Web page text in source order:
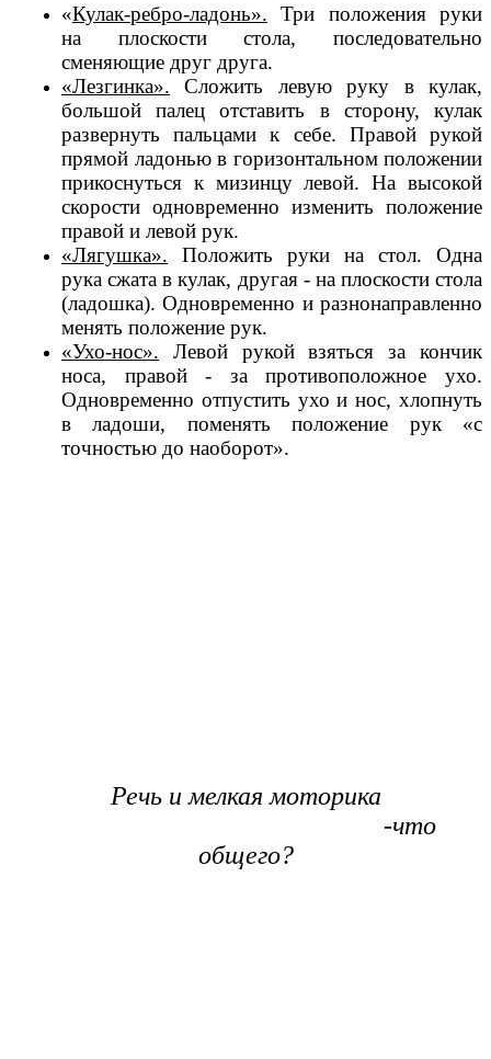
«Кулак-ребро-ладонь». Три положения руки
на плоскости стола, последовательно
сменяющие друг друга.
«Лезгинка». Сложить левую руку в кулак,
большой палец отставить в сторону, кулак
развернуть пальцами к себе. Правой рукой
прямой ладонью в горизонтальном положении
прикоснуться к мизинцу левой. На высокой
скорости одновременно изменить положение
правой и левой рук.
«Лягушка». Положить руки на стол. Одна
рука сжата в кулак, другая - на плоскости стола
(ладошка). Одновременно и разнонаправленно
менять положение рук.
«Ухо-нос». Левой рукой взяться за кончик
носа, правой - за противоположное ухо.
Одновременно отпустить ухо и нос, хлопнуть
в ладоши, поменять положение рук «с
точностью до наоборот».
Речь и мелкая моторика
-что
общего?